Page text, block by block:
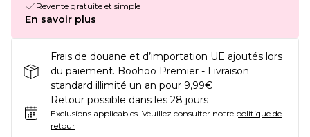
Revente gratuite et simple
En savoir plus
Frais de douane et d’importation UE ajoutés lors
du paiement. Boohoo Premier - Livraison
standard illimité un an pour 9,99€
Retour possible dans les 28 jours
Exclusions applicables. Veuillez consulter notre politique de
retour